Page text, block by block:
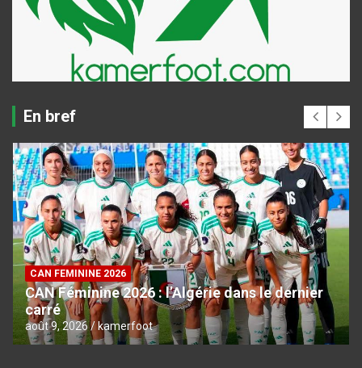
En bref
CAN FEMININE 2026
CAN Féminine 2026 : l’Algérie dans le dernier
carré
août 9, 2026 kamerfoot